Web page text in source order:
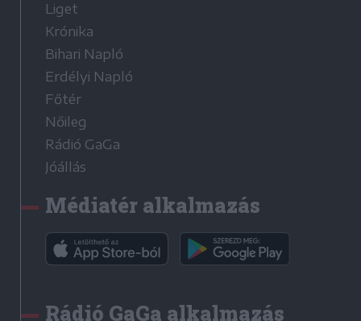
Liget
Krónika
Bihari Napló
Erdélyi Napló
Főtér
Nőileg
Rádió GaGa
Jóállás
Médiatér alkalmazás
Rádió GaGa alkalmazás